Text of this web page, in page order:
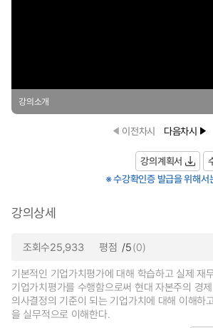
강의소개
이전차시 다음차시
강의계획서
※ 수강확인증 발급을 위해
강의상세
조회수25,933 평점 /5(0)
기본적인 기업가치평가에 대해 학습하고 실제 재
기업가치평가를 수행함으로써 현대 자본주의 경
의사결정의 기준이 되는 기업가치에 대해 이해하
을 실무적으로 이해한다.